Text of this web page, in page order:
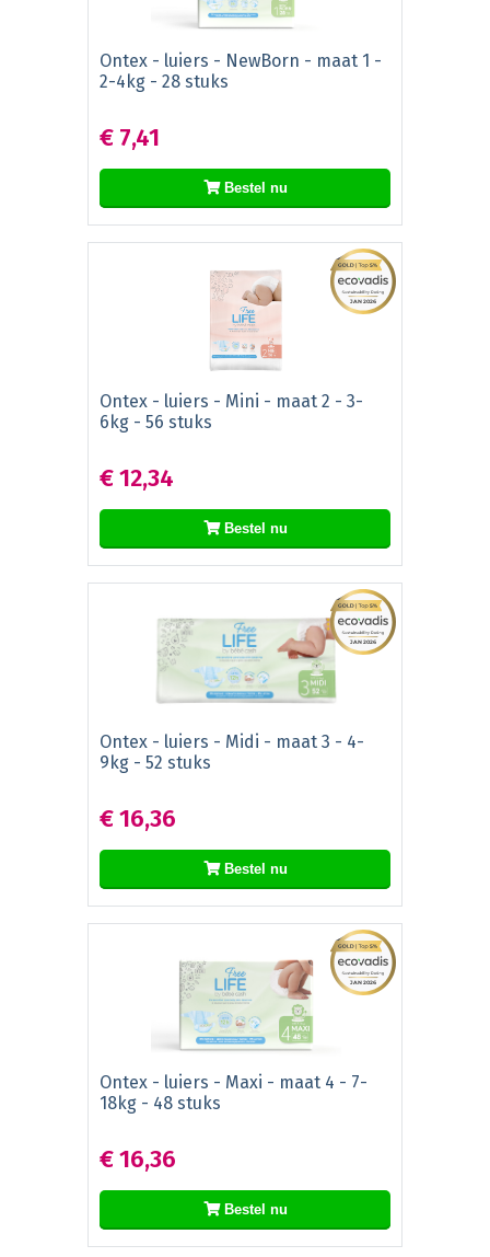
Ontex - luiers - NewBorn - maat 1 -
2-4kg - 28 stuks
€ 7,41
Bestel nu
Ontex - luiers - Mini - maat 2 - 3-
6kg - 56 stuks
€ 12,34
Bestel nu
Ontex - luiers - Midi - maat 3 - 4-
9kg - 52 stuks
€ 16,36
Bestel nu
Ontex - luiers - Maxi - maat 4 - 7-
18kg - 48 stuks
€ 16,36
Bestel nu